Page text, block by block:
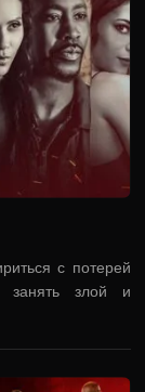
с потерей
занять злой и